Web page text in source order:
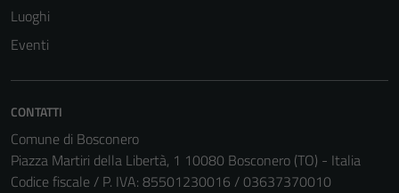
Luoghi
Eventi
CONTATTI
Comune di Bosconero
Piazza Martiri della Libertà, 1 10080 Bosconero (TO) - Italia
Codice fiscale / P. IVA: 85501230016 / 03637370010